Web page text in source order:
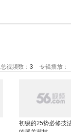
总视频数： 3 专辑播放：
初级的25势必修技